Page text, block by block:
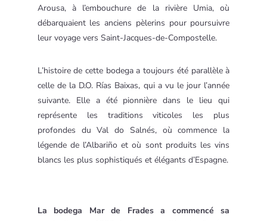
Arousa, à l’embouchure de la rivière Umia, où
débarquaient les anciens pèlerins pour poursuivre
leur voyage vers Saint-Jacques-de-Compostelle.
L’histoire de cette bodega a toujours été parallèle à
celle de la D.O. Rías Baixas, qui a vu le jour l’année
suivante. Elle a été pionnière dans le lieu qui
représente les traditions viticoles les plus
profondes du Val do Salnés, où commence la
légende de l’Albariño et où sont produits les vins
blancs les plus sophistiqués et élégants d’Espagne.
La bodega Mar de Frades a commencé sa